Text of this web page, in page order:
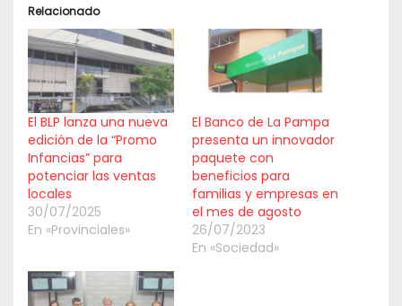
Relacionado
El BLP lanza una nueva
edición de la “Promo
Infancias” para
potenciar las ventas
locales
30/07/2025
En «Provinciales»
El Banco de La Pampa
presenta un innovador
paquete con
beneficios para
familias y empresas en
el mes de agosto
26/07/2023
En «Sociedad»